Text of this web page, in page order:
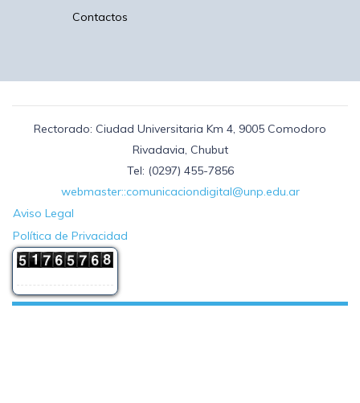
Contactos
Rectorado: Ciudad Universitaria Km 4, 9005 Comodoro
Rivadavia, Chubut
Tel: (0297) 455-7856
webmaster::comunicaciondigital@unp.edu.ar
Aviso Legal
Política de Privacidad